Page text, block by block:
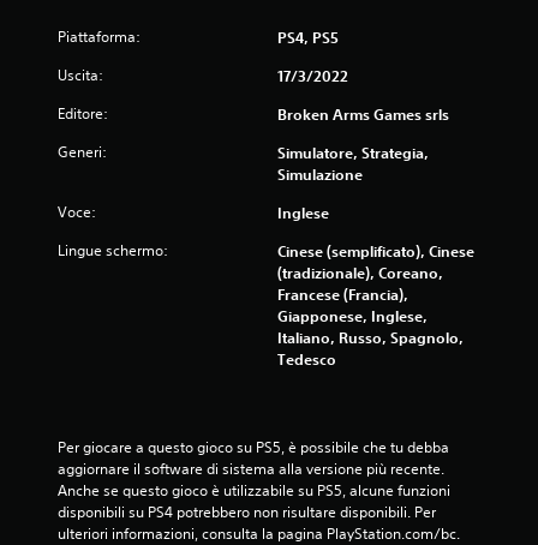
Piattaforma: PS4, PS5
Uscita: 17/3/2022
Editore: Broken Arms Games srls
Generi:
Simulatore, Strategia,
Simulazione
Voce: Inglese
Lingue schermo:
Cinese (semplificato), Cinese
(tradizionale), Coreano,
Francese (Francia),
Giapponese, Inglese,
Italiano, Russo, Spagnolo,
Tedesco
Per giocare a questo gioco su PS5, è possibile che tu debba
aggiornare il software di sistema alla versione più recente.
Anche se questo gioco è utilizzabile su PS5, alcune funzioni
disponibili su PS4 potrebbero non risultare disponibili. Per
ulteriori informazioni, consulta la pagina PlayStation.com/bc.